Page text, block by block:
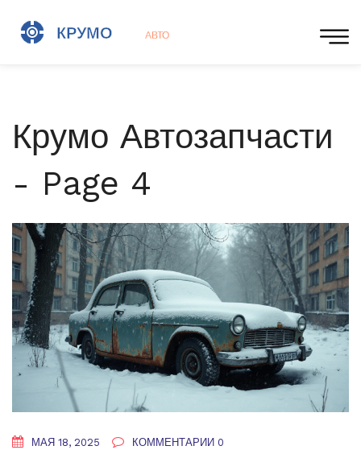
Крумо Автозапчасти
- Page 4
МАЯ 18, 2025
КОММЕНТАРИИ 0